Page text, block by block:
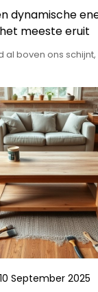
dynamische
het meeste eruit
al boven ons
10 September 2025